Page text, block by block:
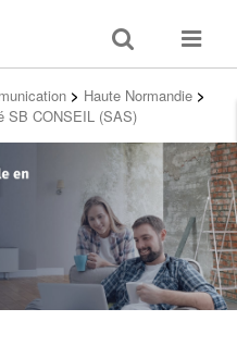
Toggle
search
Toggle
> Haute Normandie >
SB CONSEIL (SAS)